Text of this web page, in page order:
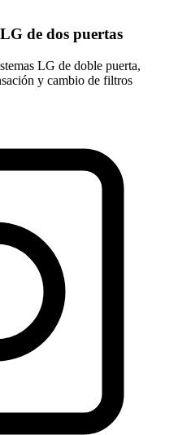
de dos puertas
LG de doble puerta,
y cambio de filtros